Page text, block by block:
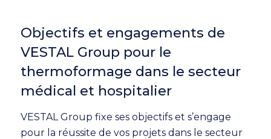
Objectifs et engagements de
VESTAL Group pour le
thermoformage dans le secteur
médical et hospitalier
VESTAL Group fixe ses objectifs et s’engage
pour la réussite de vos projets dans le secteur